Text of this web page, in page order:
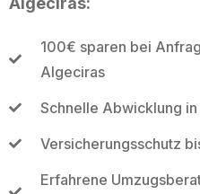
100€ sparen bei
Algeciras
Schnelle Abwicklung
Versicherungsschutz
Erfahrene